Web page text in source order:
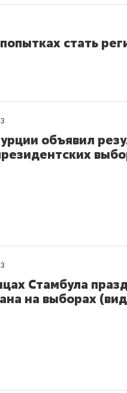
стать
объявил
Стамбула
на выборах
ключа: какой
в ЖК «Нова»